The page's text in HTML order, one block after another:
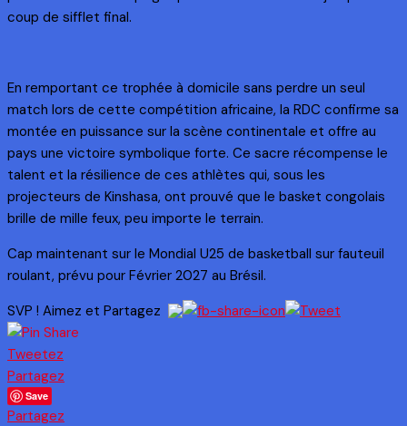
coup de sifflet final.
En remportant ce trophée à domicile sans perdre un seul
match lors de cette compétition africaine, la RDC confirme sa
montée en puissance sur la scène continentale et offre au
pays une victoire symbolique forte. Ce sacre récompense le
talent et la résilience de ces athlètes qui, sous les
projecteurs de Kinshasa, ont prouvé que le basket congolais
brille de mille feux, peu importe le terrain.
Cap maintenant sur le Mondial U25 de basketball sur fauteuil
roulant, prévu pour Février 2027 au Brésil.
SVP ! Aimez et Partagez
Tweetez
Partagez
Save
Partagez